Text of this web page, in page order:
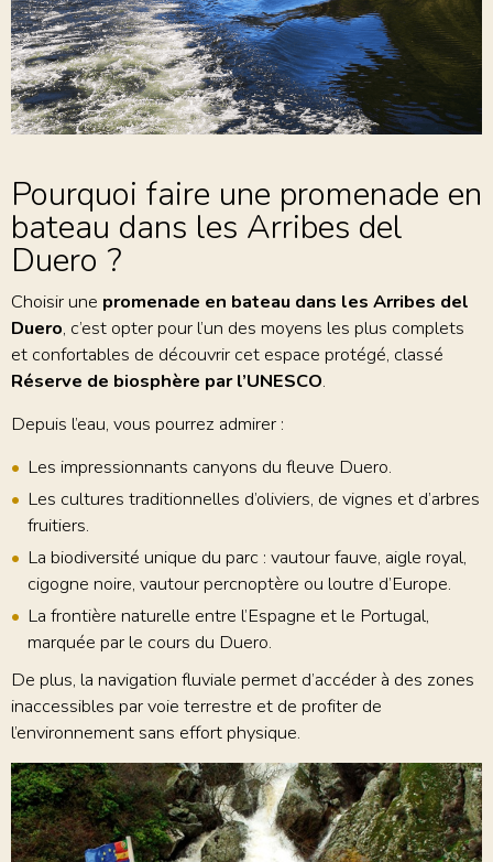
Pourquoi faire une promenade en
bateau dans les Arribes del
Duero ?
Choisir une promenade en bateau dans les Arribes del
Duero, c’est opter pour l’un des moyens les plus complets
et confortables de découvrir cet espace protégé, classé
Réserve de biosphère par l’UNESCO.
Depuis l’eau, vous pourrez admirer :
Les impressionnants canyons du fleuve Duero.
Les cultures traditionnelles d’oliviers, de vignes et d’arbres
fruitiers.
La biodiversité unique du parc : vautour fauve, aigle royal,
cigogne noire, vautour percnoptère ou loutre d’Europe.
La frontière naturelle entre l’Espagne et le Portugal,
marquée par le cours du Duero.
De plus, la navigation fluviale permet d’accéder à des zones
inaccessibles par voie terrestre et de profiter de
l’environnement sans effort physique.